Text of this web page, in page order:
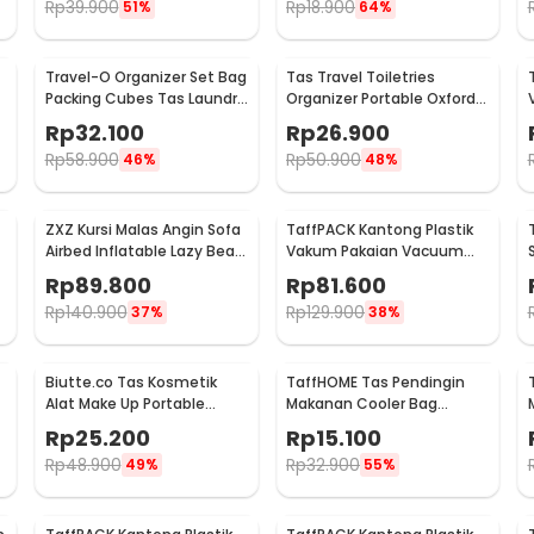
Rp39.900 51% Rp18.900 64%
Travel-O Organizer Set Bag
Packing Cubes Tas Laundry
Multi Size 6 PCS - BIB-610
Rp32.100
Rp58.900 46%
Tas Travel Toiletries
Organizer Portable Oxford
Waterproof - F119
Rp26.900
Rp50.900 48%
ZXZ Kursi Malas Angin Sofa
Airbed Inflatable Lazy Bean
Bag 230x70cm - LZ081
Rp89.800
Rp140.900 37%
TaffPACK Kantong Plastik
Vakum Pakaian Vacuum
Bag 10 PCS Hand Pump -
SN09109
Rp81.600
Rp129.90038%
Biutte.co Tas Kosmetik
Alat Make Up Portable
Rp25.200
Rp48.900 49%
TaffHOME Tas Pendingin
Makanan Cooler Bag
Inch - H07
Rp15.100
Rp32.900 55%